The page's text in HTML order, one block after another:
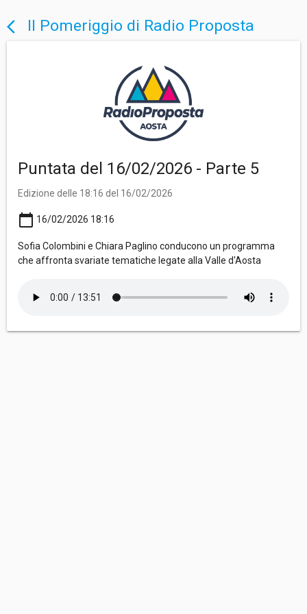
arrow_back_ios Il Pomeriggio di Radio Proposta
Puntata del 16/02/2026 - Parte 5
Edizione delle 18:16 del 16/02/2026
calendar_today 16/02/2026 18:16
Sofia Colombini e Chiara Paglino conducono un programma
che affronta svariate tematiche legate alla Valle d'Aosta